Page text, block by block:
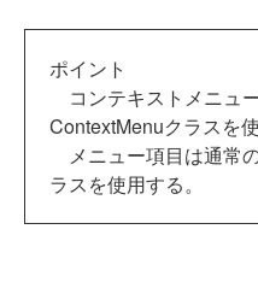
ポイント
コンテキストメニュ
ContextMenuクラスを使
メニュー項目は通常
ラスを使用する。